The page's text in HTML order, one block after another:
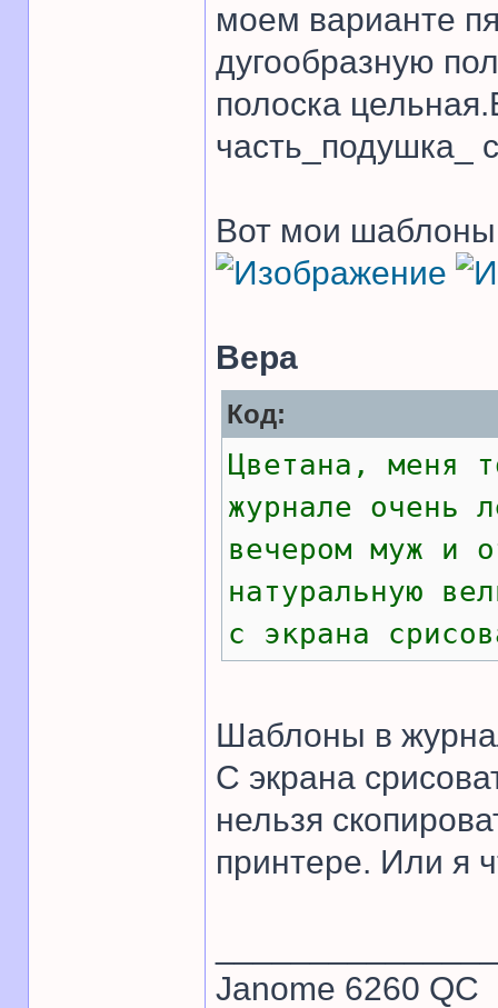
моем варианте
дугообразную
полоска
часть_подушка_
Вот мои шаблоны
Вера
Код:
Цветана, меня
журнале очень
вечером муж и
натуральную
с экрана
Шаблоны в
С экрана
нельзя
принтере. Или я
Janome 6260 QC